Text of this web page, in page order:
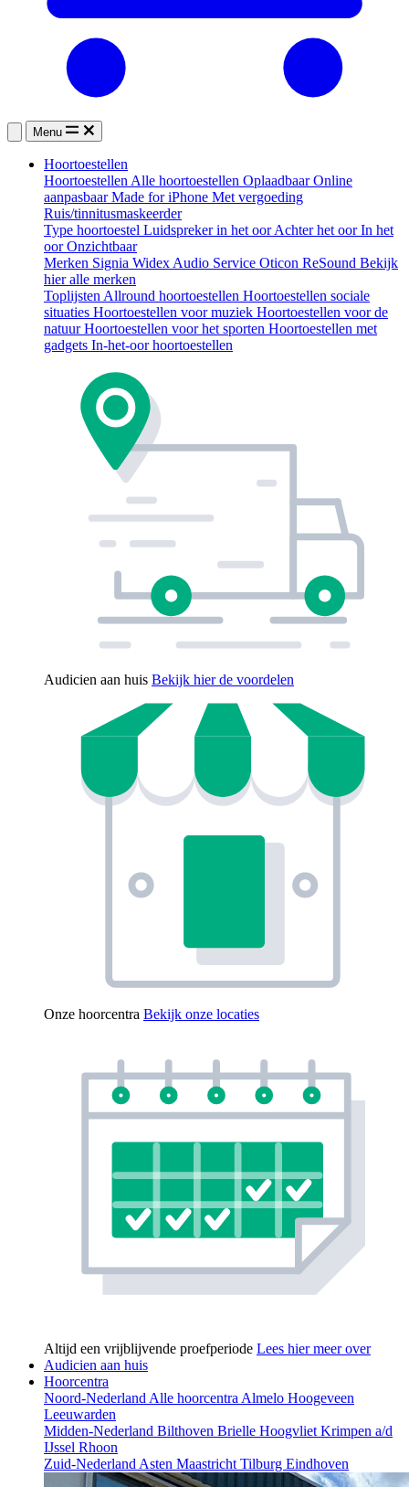
Menu
Hoortoestellen
HoortoestellenAlle hoortoestellen OplaadbaarOnline
aanpasbaarMade for iPhone Met vergoeding
Ruis/tinnitusmaskeerder
Type hoortoestel Luidspreker in het oorAchter het oorIn het
oorOnzichtbaar
Merken Signia WidexAudio Service Oticon ReSound Bekijk
hier alle merken
ToplijstenAllround hoortoestellen Hoortoestellen sociale
situaties Hoortoestellen voor muziek Hoortoestellen voor de
natuurHoortoestellen voor het sporten Hoortoestellen met
gadgets In-het-oor hoortoestellen
Audicien aan huis Bekijk hier de voordelen
Onze hoorcentra Bekijk onze locaties
Altijd een vrijblijvende proefperiode Lees hier meer over
Audicien aan huis
Hoorcentra
Noord-NederlandAlle hoorcentraAlmelo Hoogeveen
Leeuwarden
Midden-Nederland Bilthoven Brielle HoogvlietKrimpen a/d
IJssel Rhoon
Zuid-NederlandAsten MaastrichtTilburg Eindhoven